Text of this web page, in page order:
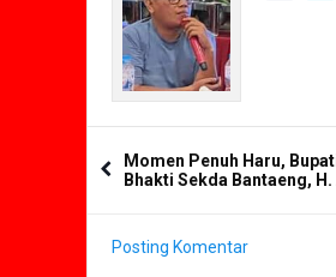
Momen Penuh Haru,
Bhakti Sekda Bantaeng,
Posting Komentar